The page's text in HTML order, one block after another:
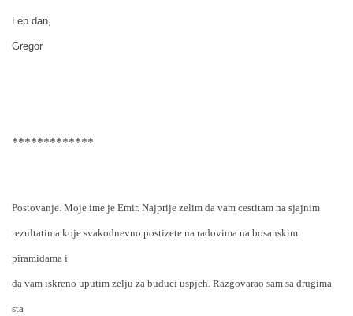
Lep dan,
Gregor
*************
Postovanje. Moje ime je Emir. Najprije zelim da vam cestitam na sjajnim
rezultatima koje svakodnevno postizete na radovima na bosanskim
piramidama i
da vam iskreno uputim zelju za buduci uspjeh. Razgovarao sam sa drugima
sta